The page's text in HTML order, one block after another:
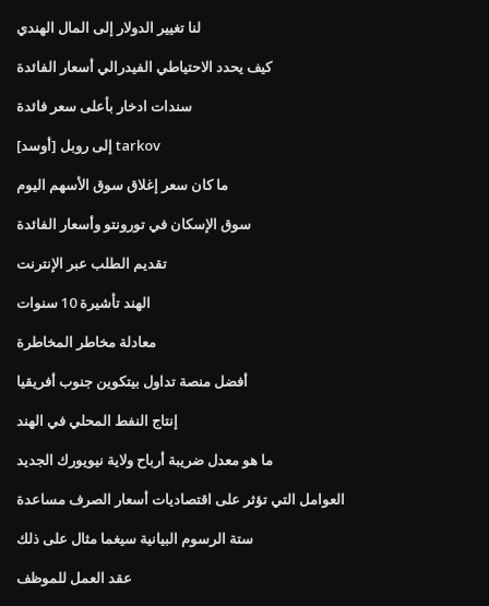
لنا تغيير الدولار إلى المال الهندي
كيف يحدد الاحتياطي الفيدرالي أسعار الفائدة
سندات ادخار بأعلى سعر فائدة
[أوسد] إلى روبل tarkov
ما كان سعر إغلاق سوق الأسهم اليوم
سوق الإسكان في تورونتو وأسعار الفائدة
تقديم الطلب عبر الإنترنت
الهند تأشيرة 10 سنوات
معادلة مخاطر المخاطرة
أفضل منصة تداول بيتكوين جنوب أفريقيا
إنتاج النفط المحلي في الهند
ما هو معدل ضريبة أرباح ولاية نيويورك الجديد
العوامل التي تؤثر على اقتصاديات أسعار الصرف مساعدة
ستة الرسوم البيانية سيغما مثال على ذلك
عقد العمل للموظف